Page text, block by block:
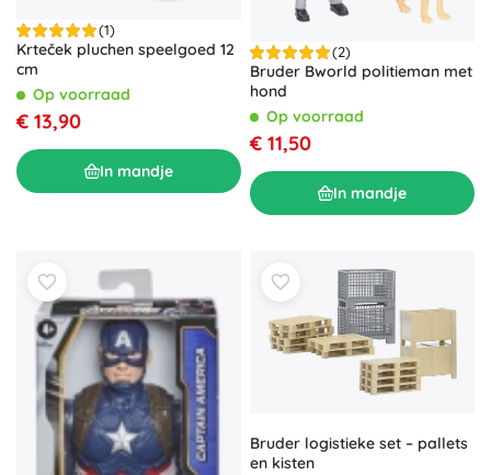
(1)
Krteček pluchen speelgoed 12
cm
Op voorraad
€ 13,90
In mandje
(2)
Bruder Bworld politieman met
hond
Op voorraad
€ 11,50
In mandje
Bruder logistieke set – pallets
en kisten